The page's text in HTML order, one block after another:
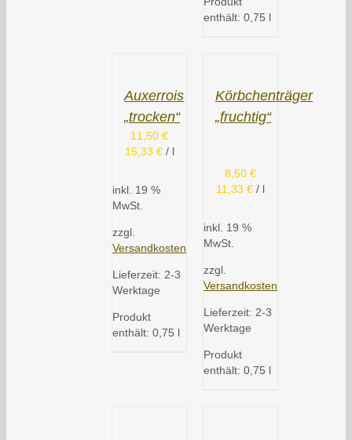
enthält: 0,75 l
Auxerrois
„trocken“
11,50€
15,33 €/ l
inkl. 19 %
MwSt.
zzgl.
Versandkosten
Lieferzeit: 2-3
Werktage
Produkt
enthält: 0,75 l
Körbchenträger
„fruchtig“
8,50€
11,33€ / l
inkl. 19 %
MwSt.
zzgl.
Versandkosten
Lieferzeit: 2-3
Werktage
Produkt
enthält: 0,75 l